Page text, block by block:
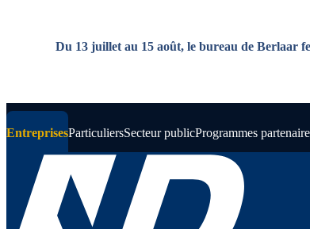
Du 13 juillet au 15 août, le bureau de Berlaar
EntreprisesParticuliersSecteur publicProgrammes